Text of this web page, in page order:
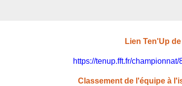
Lien Ten'Up
https://tenup.fft.fr/
Classement de l'équipe à